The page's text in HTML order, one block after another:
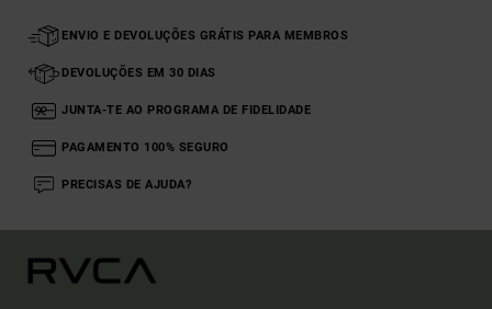
ENVIO E DEVOLUÇÕES GRÁTIS PARA MEMBROS
DEVOLUÇÕES EM 30 DIAS
JUNTA-TE AO PROGRAMA DE FIDELIDADE
PAGAMENTO 100% SEGURO
PRECISAS DE AJUDA?